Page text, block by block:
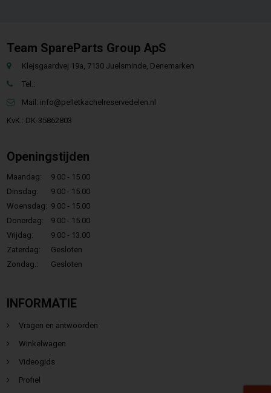
Team SpareParts Group ApS
Klejsgaardvej 19a, 7130 Juelsminde, Denemarken
Tel.:
Mail: info@pelletkachelreservedelen.nl
KvK.: DK-35862803
Openingstijden
Maandag:
9.00 - 15.00
Dinsdag:
9.00 - 15.00
Woensdag: 9.00 - 15.00
Donerdag:
9.00 - 15.00
Vrijdag:
9.00 - 13.00
Zaterdag:
Gesloten
Zondag.:
Gesloten
INFORMATIE
Vragen en antwoorden
Winkelwagen
Videogids
Profiel